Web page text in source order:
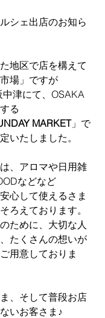
シェ出店のお知ら
地区で店を構えて
場」ですが
津にて、OSAKA
る
MARKET」で
いたしました。
、アロマや日用雑
などなど
心して使えるさま
ろえております。
ために、大切な人
たくさんの想いが
用意しておりま
、そして普段お店
いお客さま♪